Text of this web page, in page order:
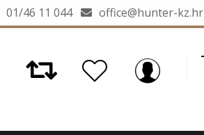
office@hunter-kz.hr
01/46 11 044